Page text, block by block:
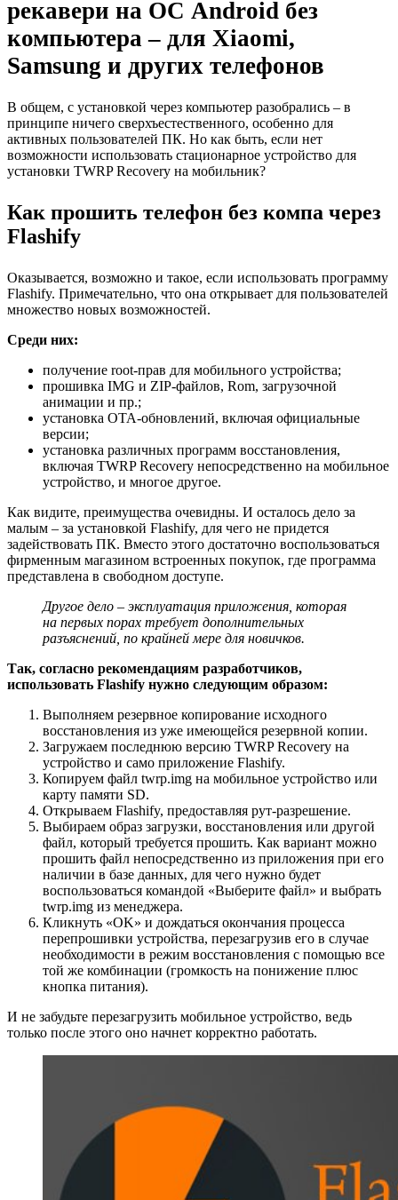
рекавери на ОС Android без
компьютера – для Xiaomi,
Samsung и других телефонов
В общем, с установкой через компьютер разобрались – в
принципе ничего сверхъестественного, особенно для
активных пользователей ПК. Но как быть, если нет
возможности использовать стационарное устройство для
установки TWRP Recovery на мобильник?
Как прошить телефон без компа через
Flashify
Оказывается, возможно и такое, если использовать программу
Flashify. Примечательно, что она открывает для пользователей
множество новых возможностей.
Среди них:
получение root-прав для мобильного устройства;
прошивка IMG и ZIP-файлов, Rom, загрузочной
анимации и пр.;
установка OTA-обновлений, включая официальные
версии;
установка различных программ восстановления,
включая TWRP Recovery непосредственно на мобильное
устройство, и многое другое.
Как видите, преимущества очевидны. И осталось дело за
малым – за установкой Flashify, для чего не придется
задействовать ПК. Вместо этого достаточно воспользоваться
фирменным магазином встроенных покупок, где программа
представлена в свободном доступе.
Другое дело – эксплуатация приложения, которая
на первых порах требует дополнительных
разъяснений, по крайней мере для новичков.
Так, согласно рекомендациям разработчиков,
использовать Flashify нужно следующим образом:
Выполняем резервное копирование исходного
восстановления из уже имеющейся резервной копии.
Загружаем последнюю версию TWRP Recovery на
устройство и само приложение Flashify.
Копируем файл twrp.img на мобильное устройство или
карту памяти SD.
Открываем Flashify, предоставляя рут-разрешение.
Выбираем образ загрузки, восстановления или другой
файл, который требуется прошить. Как вариант можно
прошить файл непосредственно из приложения при его
наличии в базе данных, для чего нужно будет
воспользоваться командой «Выберите файл» и выбрать
twrp.img из менеджера.
Кликнуть «OK» и дождаться окончания процесса
перепрошивки устройства, перезагрузив его в случае
необходимости в режим восстановления с помощью все
той же комбинации (громкость на понижение плюс
кнопка питания).
И не забудьте перезагрузить мобильное устройство, ведь
только после этого оно начнет корректно работать.